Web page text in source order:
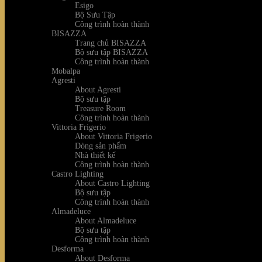
Esigo
Bộ Sưu Tập
Công trình hoàn thành
BISAZZA
Trang chủ BISAZZA
Bộ sưu tập BISAZZA
Công trình hoàn thành
Mobalpa
Agresti
About Agresti
Bộ sưu tập
Treasure Room
Công trình hoàn thành
Vittoria Frigerio
About Vittoria Frigerio
Dòng sản phẩm
Nhà thiết kế
Công trình hoàn thành
Castro Lighting
About Castro Lighting
Bộ sưu tập
Công trình hoàn thành
Almadeluce
About Almadeluce
Bộ sưu tập
Công trình hoàn thành
Desforma
About Desforma